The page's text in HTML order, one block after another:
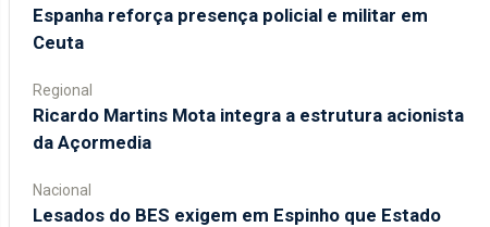
Espanha reforça presença policial e militar em
Ceuta
Regional
Ricardo Martins Mota integra a estrutura acionista
da Açormedia
Nacional
Lesados do BES exigem em Espinho que Estado